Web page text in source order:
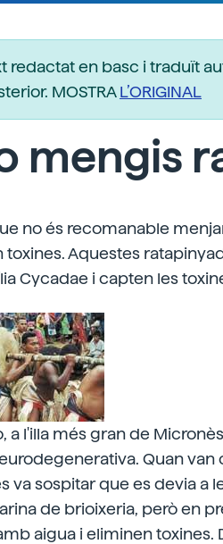
redactat en basc i traduït
MOSTRAL’ORIGINAL
mengis
no és recomanable
toxines. Aquestes
Cycadae i capten les
a l'illa més gran de
Quan
va sospitar que es devia a
de brioixeria, però en
aigua i eliminen toxines.